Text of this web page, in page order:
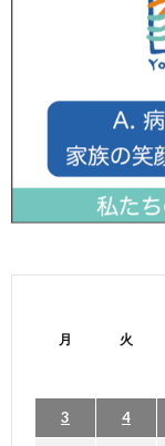
月 火
3 4